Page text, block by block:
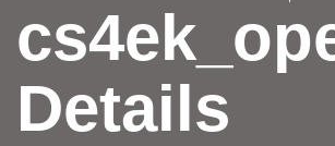
Details